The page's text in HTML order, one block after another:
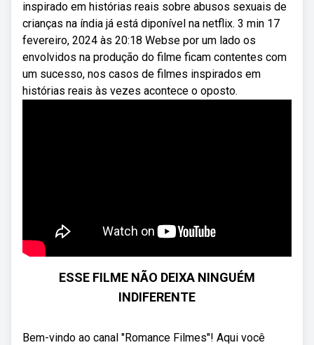
inspirado em histórias reais sobre abusos sexuais de
crianças na índia já está diponível na netflix. 3 min 17
fevereiro, 2024 às 20:18 Webse por um lado os
envolvidos na produção do filme ficam contentes com
um sucesso, nos casos de filmes inspirados em
histórias reais às vezes acontece o oposto.
ESSE FILME NÃO DEIXA NINGUÉM
INDIFERENTE
Bem-vindo ao canal "Romance Filmes"! Aqui você